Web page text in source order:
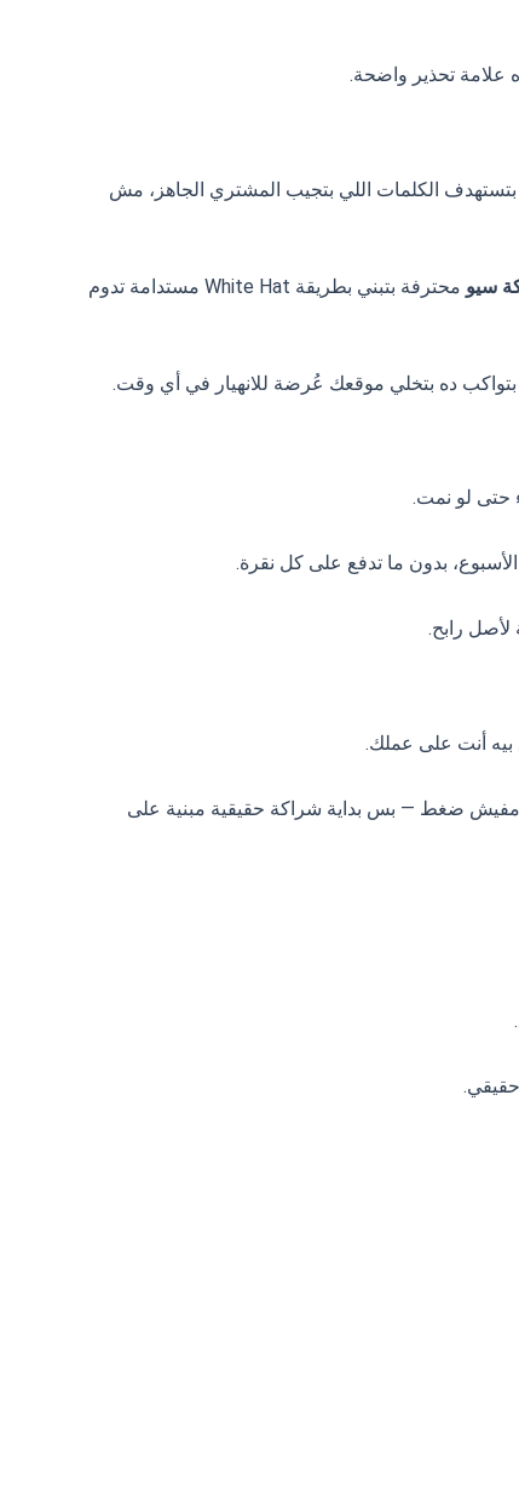
علامة تحذير واضحة.
بتستهدف الكلمات اللي بتجيب المشتري الجاهز، مش
سيو
محترفة بتبني بطريقة White Hat مستدامة تدوم
ده بتخلي موقعك عُرضة للانهيار في أي وقت.
حتى لو نمت.
رابح.
أنت على عملك.
مفيش ضغط — بس بداية شراكة حقيقية مبنية على